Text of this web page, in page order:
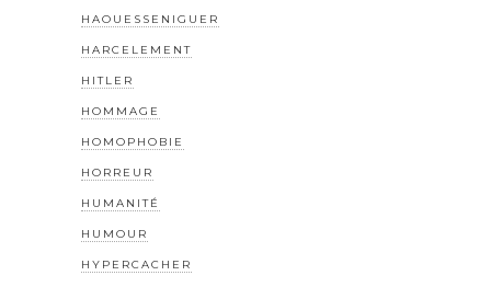
HAOUESSENIGUER
HARCELEMENT
HITLER
HOMMAGE
HOMOPHOBIE
HORREUR
HUMANITÉ
HUMOUR
HYPERCACHER